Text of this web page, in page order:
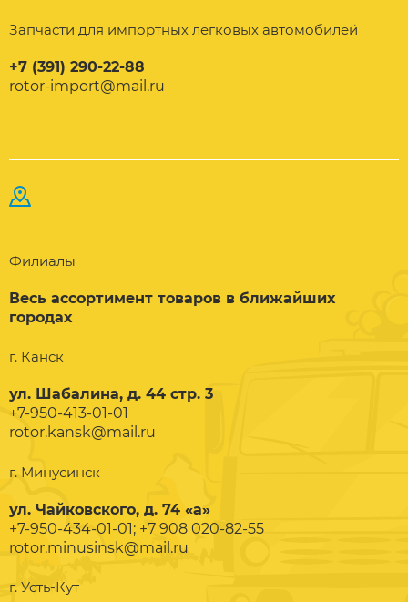
Запчасти для импортных легковых автомобилей
+7 (391) 290-22-88
rotor-import@mail.ru
Филиалы
Весь ассортимент товаров в ближайших
городах
г. Канск
ул. Шабалина, д. 44 стр. 3
+7-950-413-01-01
rotor.kansk@mail.ru
г. Минусинск
ул. Чайковского, д. 74 «а»
+7-950-434-01-01; +7 908 020-82-55
rotor.minusinsk@mail.ru
г. Усть-Кут